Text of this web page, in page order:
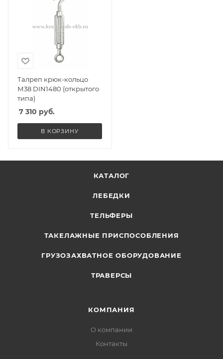
Талреп крюк-кольцо
М38 DIN1480 (открытого
типа)
7 310 руб.
В КОРЗИНУ
КАТАЛОГ
ЛЕБЕДКИ
ТЕЛЬФЕРЫ
ТАКЕЛАЖНЫЕ ПРИСПОСОБЛЕНИЯ
ГРУЗОЗАХВАТНОЕ ОБОРУДОВАНИЕ
ТРАВЕРСЫ
КОМПАНИЯ
О компании
Контакты